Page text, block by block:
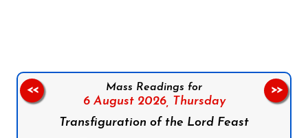
Mass Readings for
6 August 2026, Thursday
Transfiguration of the Lord Feast
<< >>